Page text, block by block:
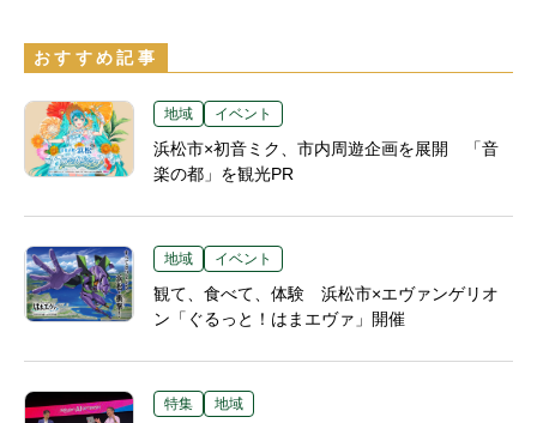
おすすめ記事
地域 イベント
浜松市×初音ミク、市内周遊企画を展開 「音
楽の都」を観光PR
地域 イベント
観て、食べて、体験 浜松市×エヴァンゲリオ
ン「ぐるっと！はまエヴァ」開催
特集 地域